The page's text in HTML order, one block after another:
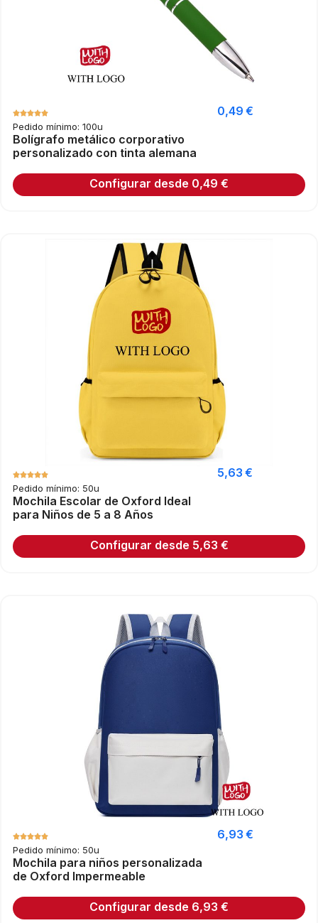
Pedido mínimo: 100u
Bolígrafo metálico corporativo
personalizado con tinta alemana
0,49€
Configurar desde 0,49 €
Pedido mínimo: 50u
Mochila Escolar de Oxford Ideal
para Niños de 5 a 8 Años
5,63€
Configurar desde 5,63 €
Pedido mínimo: 50u
Mochila para niños personalizada
de Oxford Impermeable
6,93€
Configurar desde 6,93 €